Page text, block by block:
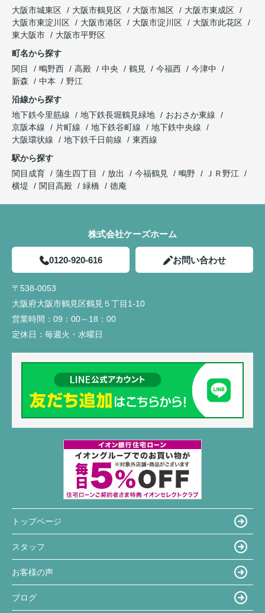
大阪市城東区
大阪市鶴見区 大阪市旭区
大阪市東成区
大阪市東淀川区
大阪市港区 大阪市淀川区
大阪市此花区
東大阪市
大阪市平野区
町名から探す
関目
鴫野西 高殿 中央 鶴見 今福西
今津中
新森
中本
野江
沿線から探す
地下鉄今里筋線
地下鉄長堀鶴見緑地
おおさか東線
京阪本線
片町線 地下鉄谷町線
地下鉄中央線
大阪環状線
地下鉄千日前線
東西線
駅から探す
関目成育
蒲生四丁目 放出 今福鶴見 鴫野
ＪＲ野江
横堤
関目高殿 緑橋 徳庵
株式会社ケーズホーム
0120-920-616 お問い合わせ
〒538-0053
大阪府大阪市鶴見区鶴見５丁目1-10
営業時間： 09：00～18：00
定休日： 毎週火・水曜日
トップページ
スタッフ
お客様の声
ブログ